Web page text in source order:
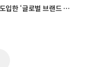
현대모비스가 지난해 첫 도입한 ‘글로벌 브랜드 앰배서더(GBA)’의 참여 범위를 확대해 2기를 출범했습니다. GBA 프로그램은 현대모비스 본사와 해외법인 간 홍보 협업 네트워크로, 현지 직원들이 본사와 연계해 각 법인의 이야기를 전하는 사내 커뮤니케이션 협의체인데요. 지난 GBA 1기는 약 1년간 활동하면서 전사 홍보 콘텐츠 발행 건수 전년 대비 3배 이상 증가, 글로벌 SNS 조회수 약 84% 상승 등의 성과를 거뒀습니다. 올해는 신규 법인을 추가한 전 세계 14개 해외법인에서 각 1명씩 선발된 GBA들이, 콘텐츠 초기 기획부터 적극 참여해 보다 현장감 있는 영상·기사 콘텐츠를 만드는데요. 현대모비스는 비대면 화상 워크숍을 통한 PR·콘텐츠 제작 실무 교육을 수시 지원하는 등 운영 방식을 한층 강화할 예정입니다.